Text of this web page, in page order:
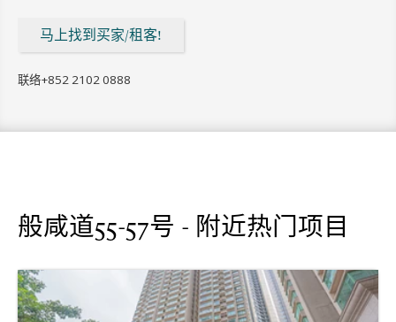
马上找到买家/租客!
联络+852 2102 0888
般咸道55-57号 - 附近热门项目